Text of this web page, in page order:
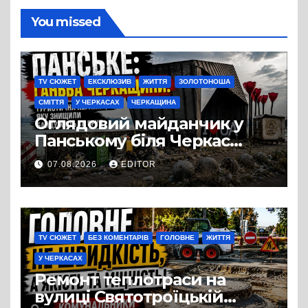
You missed
TV СЮЖЕТ ЕКСКЛЮЗИВ ЖИТТЯ ЗОЛОТОНОША
СМІТТЯ У ЧЕРКАСАХ ЧЕРКАЩИНА
Оглядовий майданчик у
Панському біля Черкас
перетворився на занедбане
сміттєзвалище
07.08.2026 EDITOR
TV СЮЖЕТ БЕЗ КОМЕНТАРІВ ГОЛОВНЕ ЖИТТЯ
У ЧЕРКАСАХ
Ремонт теплотраси на
вулиці Святотроїцькій